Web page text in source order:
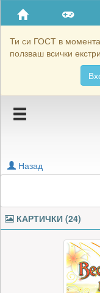
Ти си ГОСТ в
ползваш всички
Приятели
Хронология на
Подаръците на
Картичките на
Блокирай man60
Назад
КАРТИЧКИ (24)